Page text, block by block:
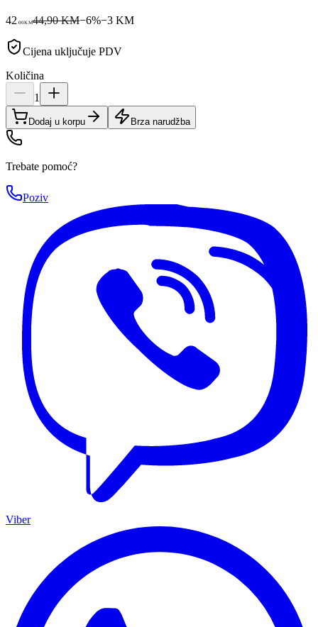
42 00KM44,90 KM−6%−3KM
Cijena uključuje PDV
Količina
1
Dodaj u korpu Brza narudžba
Trebate pomoć?
Poziv
Viber